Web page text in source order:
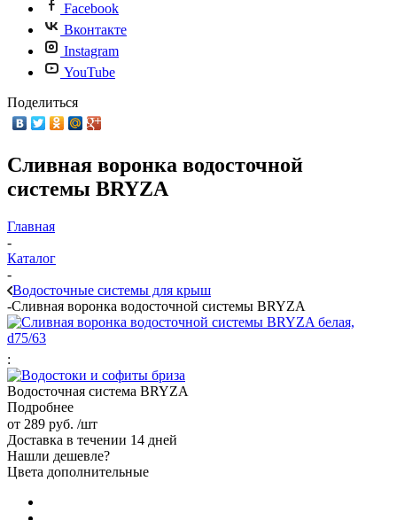
Facebook
Вконтакте
Instagram
YouTube
Поделиться
Сливная воронка водосточной
системы BRYZA
Главная
-
Каталог
-
Водосточные системы для крыш
-Сливная воронка водосточной системы BRYZA
:
Водосточная система BRYZA
Подробнее
от 289 руб. /шт
Доставка в течении 14 дней
Нашли дешевле?
Цвета дополнительные